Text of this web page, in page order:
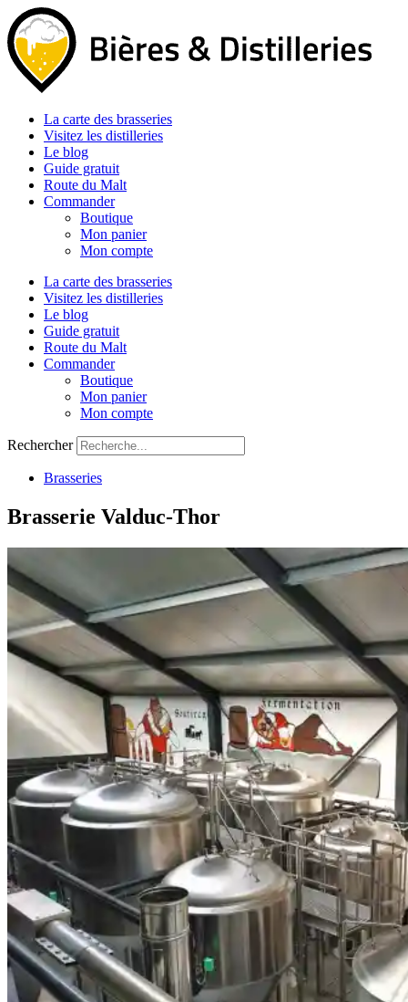
Aller
au
contenu
La carte des brasseries
Visitez les distilleries
Le blog
Guide gratuit
Route du Malt
Commander
Boutique
Mon panier
Mon compte
La carte des brasseries
Visitez les distilleries
Le blog
Guide gratuit
Route du Malt
Commander
Boutique
Mon panier
Mon compte
Rechercher
Brasseries
Brasserie Valduc-Thor